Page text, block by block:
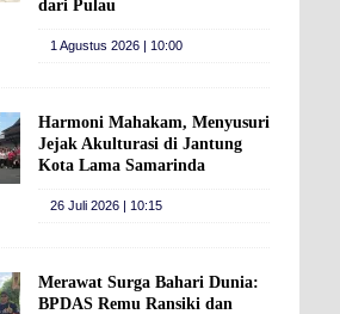
dari Pulau
1 Agustus 2026 | 10:00
Harmoni Mahakam, Menyusuri
Jejak Akulturasi di Jantung
Kota Lama Samarinda
26 Juli 2026 | 10:15
Merawat Surga Bahari Dunia:
BPDAS Remu Ransiki dan